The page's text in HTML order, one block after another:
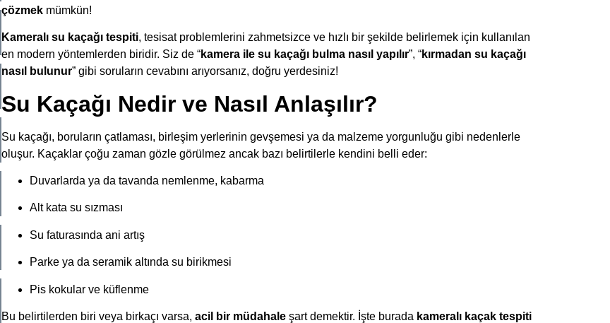
çözmekmümkün!
Kameralı su kaçağı tespiti, tesisat problemlerini zahmetsizce ve hızlı bir şekilde belirlemek için kullanılan
en modern yöntemlerden biridir. Siz de “kamera ile su kaçağı bulma nasıl yapılır”, “kırmadan su kaçağı
nasıl bulunur” gibi soruların cevabını arıyorsanız, doğru yerdesiniz!
Su Kaçağı Nedir ve Nasıl Anlaşılır?
Su kaçağı, boruların çatlaması, birleşim yerlerinin gevşemesi ya da malzeme yorgunluğu gibi nedenlerle
oluşur. Kaçaklar çoğu zaman gözle görülmez ancak bazı belirtilerle kendini belli eder:
Duvarlarda ya da tavanda nemlenme, kabarma
Alt kata su sızması
Su faturasında ani artış
Parke ya da seramik altında su birikmesi
Pis kokular ve küflenme
Bu belirtilerden biri veya birkaçı varsa, acil bir müdahaleşart demektir. İşte burada kameralı kaçak tespiti